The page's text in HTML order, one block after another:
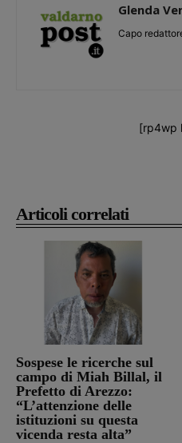
Articoli correlati
Sospese le ricerche sul
campo di Miah Billal, il
Prefetto di Arezzo:
“L’attenzione delle
istituzioni su questa
vicenda resta alta”
Glenda
Capo
[rp4wp